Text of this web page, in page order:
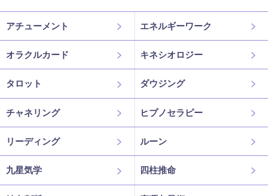
アチューメント エネルギーワーク
オラクルカード キネシオロジー
タロット ダウジング
チャネリング ヒプノセラピー
リーディング ルーン
九星気学 四柱推命